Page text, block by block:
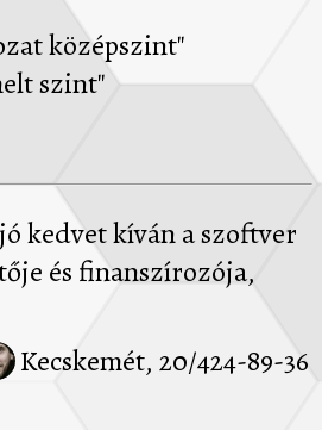
középszint"
szint"
kedvet kíván a szoftver
és finanszírozója,
Kecskemét, 20/424-89-36